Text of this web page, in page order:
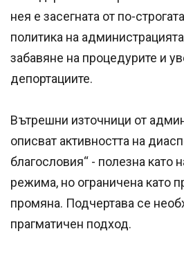
нея е засегната от по-
политика на
забавяне на процедурите и
депортациите.
Вътрешни източници от
описват активността на
благословия“ - полезна като
режима, но ограничена като
промяна. Подчертава се
прагматичен подход.